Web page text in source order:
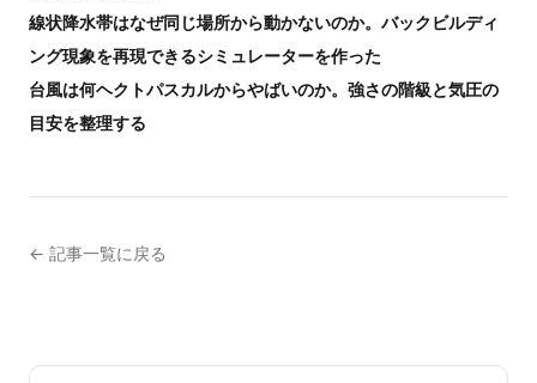
線状降水帯はなぜ同じ場所から動かないのか。バックビルディ
ング現象を再現できるシミュレーターを作った
台風は何ヘクトパスカルからやばいのか。強さの階級と気圧の
目安を整理する
← 記事一覧に戻る